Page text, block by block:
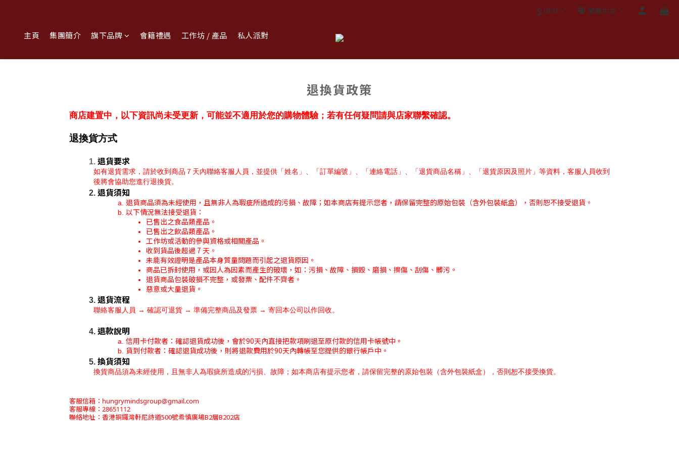
$ HKD 繁體中文
主頁 集團簡介 旗下品牌 會籍禮遇 工作坊 / 產品 私人派對
退換貨政策
商店建置中，以下資訊尚未受更新，可能並不適用於您的購物體驗；若有任何疑問請與店家聯繫確認。
退換貨方式
退貨要求
如有退貨需求，請於收到商品７天內聯絡客服人員，並提供「姓名」、「訂單編號」、「連絡電話」、「退貨商品名稱」、「退貨原因及照片」等資料，客服人員收到
後將會協助您進行退換貨。
退貨須知
退貨商品須為未經使用，且無非人為瑕疵所造成的污損、故障；如本商店有提示您者，請保留完整的原始包裝（含外包裝紙盒），否則恕不接受退貨。
以下情況無法接受退貨：
已售出之食品類產品。
已售出之飲品類產品。
工作坊或活動的參與資格或相關產品。
收到貨品後超過 7 天。
未能有效證明是產品本身質量問題而引起之退貨原因。
商品已拆封使用，或因人為因素而產生的破壞，如：污損、故障、損毀、磨損、擦傷、刮傷、髒污。
退貨商品包裝破損不完整，或發票、配件不齊者。
惡意或大量退貨。
退貨流程
聯絡客服人員 → 確認可退貨 → 準備完整商品及發票 → 寄回本公司以作回收。
退款說明
信用卡付款者：確認退貨成功後，會於90天內直接把款項刷退至原付款的信用卡帳號中。
貨到付款者：確認退貨成功後，則將退款費用於90天內轉帳至您提供的銀行帳戶中。
換貨須知
換貨商品須為未經使用，且無非人為瑕疵所造成的污損、故障；如本商店有提示您者，請保留完整的原始包裝（含外包裝紙盒），否則恕不接受換貨。
客服信箱：hungrymindsgroup@gmail.com
客服專線：28651112
聯絡地址： 香港銅鑼灣軒尼詩道500號希慎廣場B2層B202店